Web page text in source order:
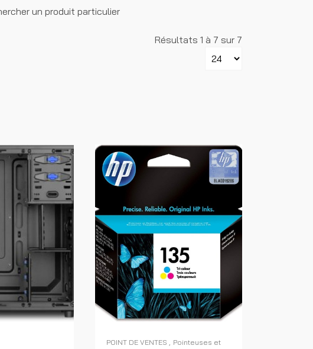
un produit particulier
Résultats 1 à 7 sur 7
POINT DE VENTES
Pointeuses et